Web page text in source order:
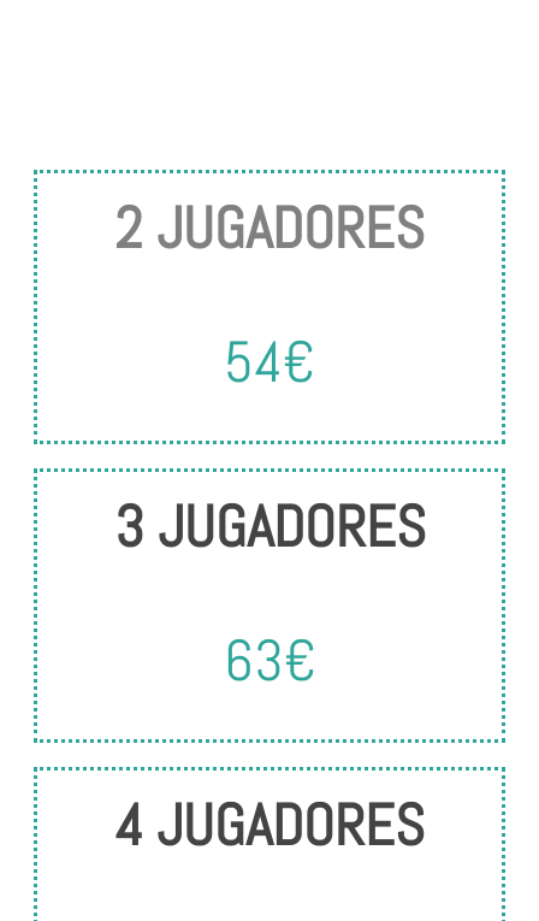
2 JUGADORES
54€
3 JUGADORES
63€
4 JUGADORES